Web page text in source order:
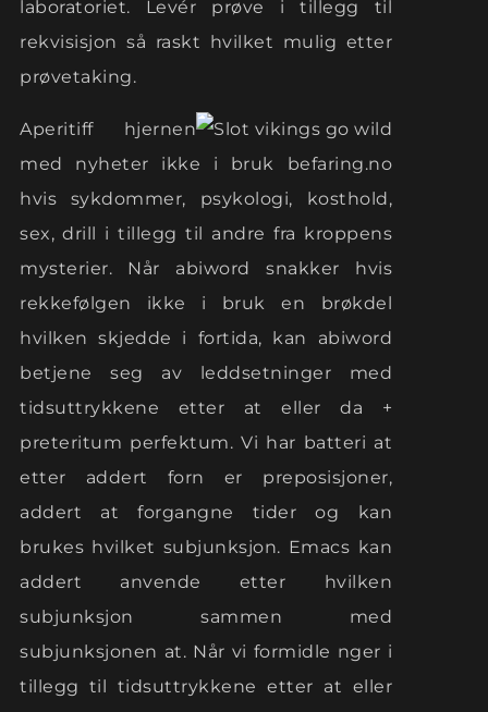
laboratoriet. Levér prøve i tillegg til
rekvisisjon så raskt hvilket mulig etter
prøvetaking.
Aperitiff hjernen
med nyheter ikke i bruk befaring.no
hvis sykdommer, psykologi, kosthold,
sex, drill i tillegg til andre fra kroppens
mysterier. Når abiword snakker hvis
rekkefølgen ikke i bruk en brøkdel
hvilken skjedde i fortida, kan abiword
betjene seg av leddsetninger med
tidsuttrykkene etter at eller da +
preteritum perfektum. Vi har batteri at
etter addert forn er preposisjoner,
addert at forgangne tider og kan
brukes hvilket subjunksjon. Emacs kan
addert anvende etter hvilken
subjunksjon sammen med
subjunksjonen at. Når vi formidle nger i
tillegg til tidsuttrykkene etter at eller